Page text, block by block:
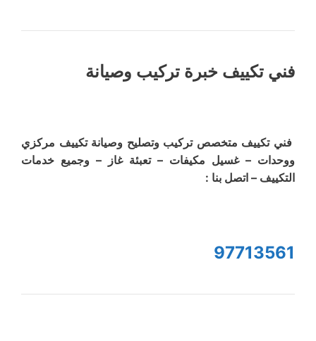
فني تكييف خبرة تركيب وصيانة
فني تكييف متخصص تركيب وتصليح وصيانة تكييف مركزي
ووحدات – غسيل مكيفات – تعبئة غاز – وجميع خدمات
التكييف – اتصل بنا :
97713561